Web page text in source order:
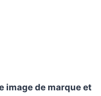
image de marque et